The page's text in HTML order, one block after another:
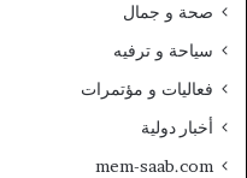
صحة و جمال
سياحة و ترفيه
فعاليات و مؤتمرات
أخبار دولية
mem-saab.com